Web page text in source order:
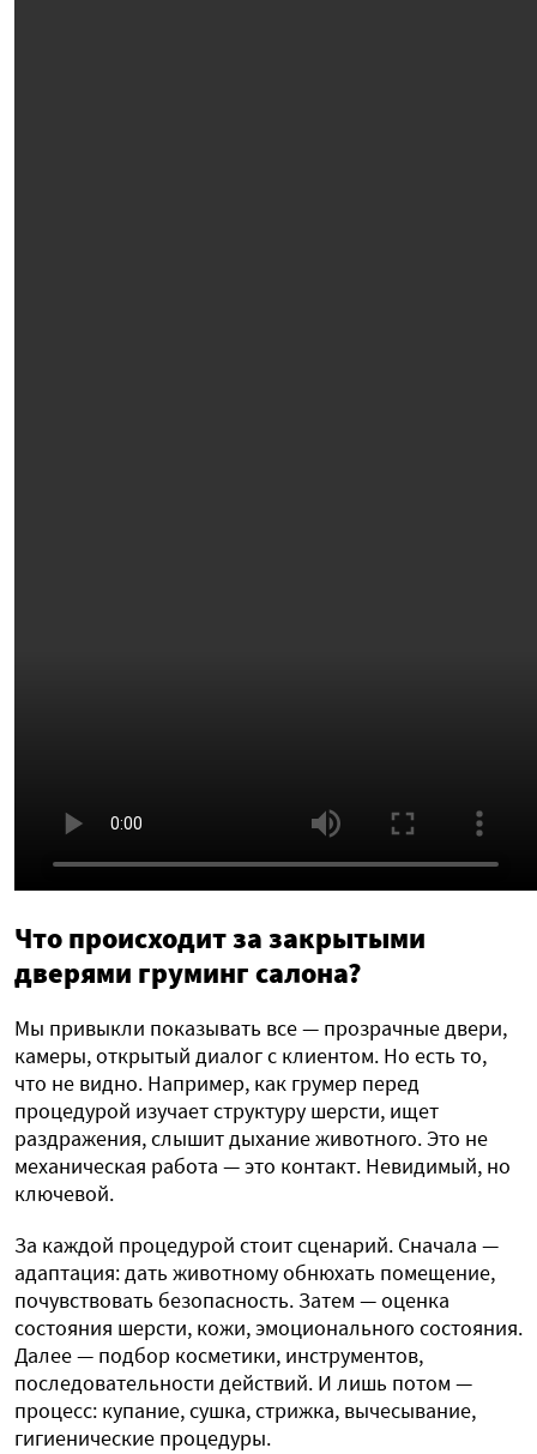
Что происходит за закрытыми
дверями груминг салона?
Мы привыкли показывать все — прозрачные двери,
камеры, открытый диалог с клиентом. Но есть то,
что не видно. Например, как грумер перед
процедурой изучает структуру шерсти, ищет
раздражения, слышит дыхание животного. Это не
механическая работа — это контакт. Невидимый, но
ключевой.
За каждой процедурой стоит сценарий. Сначала —
адаптация: дать животному обнюхать помещение,
почувствовать безопасность. Затем — оценка
состояния шерсти, кожи, эмоционального состояния.
Далее — подбор косметики, инструментов,
последовательности действий. И лишь потом —
процесс: купание, сушка, стрижка, вычесывание,
гигиенические процедуры.